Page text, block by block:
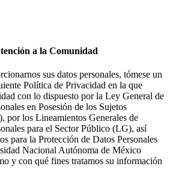
a la Comunidad
sus datos personales, tómese un
Política de Privacidad en la que
con lo dispuesto por la Ley General de
en Posesión de los Sujetos
por los Lineamientos Generales de
para el Sector Público (LG), así
para la Protección de Datos Personales
Nacional Autónoma de México
y con qué fines tratamos su información